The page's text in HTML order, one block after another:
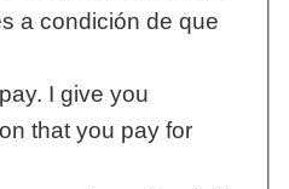
a condición de que
I give you
that you pay for